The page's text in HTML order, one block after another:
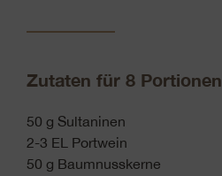
Zutaten für 8 Portionen
50 g Sultaninen
2-3 EL Portwein
50 g Baumnusskerne